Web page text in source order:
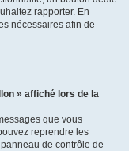
rapporter. En
nécessaires afin de
» affiché lors de la
que vous
reprendre les
de contrôle de